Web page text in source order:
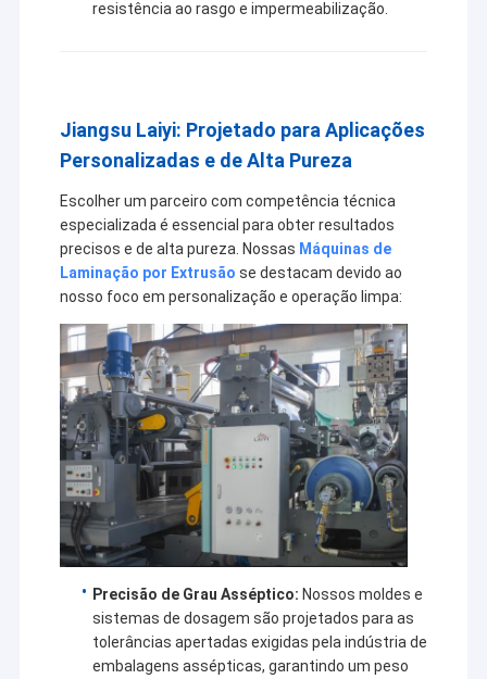
Máquina de revestimento da extrusão
Peças da máquina da laminação
Máquina fundida derretimento da tela
resistência ao rasgo e impermeabilização.
Jiangsu Laiyi: Projetado para Aplicações
Personalizadas e de Alta Pureza
Escolher um parceiro com competência técnica
especializada é essencial para obter resultados
precisos e de alta pureza. Nossas Máquinas de
Laminação por Extrusão se destacam devido ao
nosso foco em personalização e operação limpa:
Precisão de Grau Asséptico: Nossos moldes e
sistemas de dosagem são projetados para as
tolerâncias apertadas exigidas pela indústria de
embalagens assépticas, garantindo um peso
melhor através de soluções mais inteligentes, eficientes